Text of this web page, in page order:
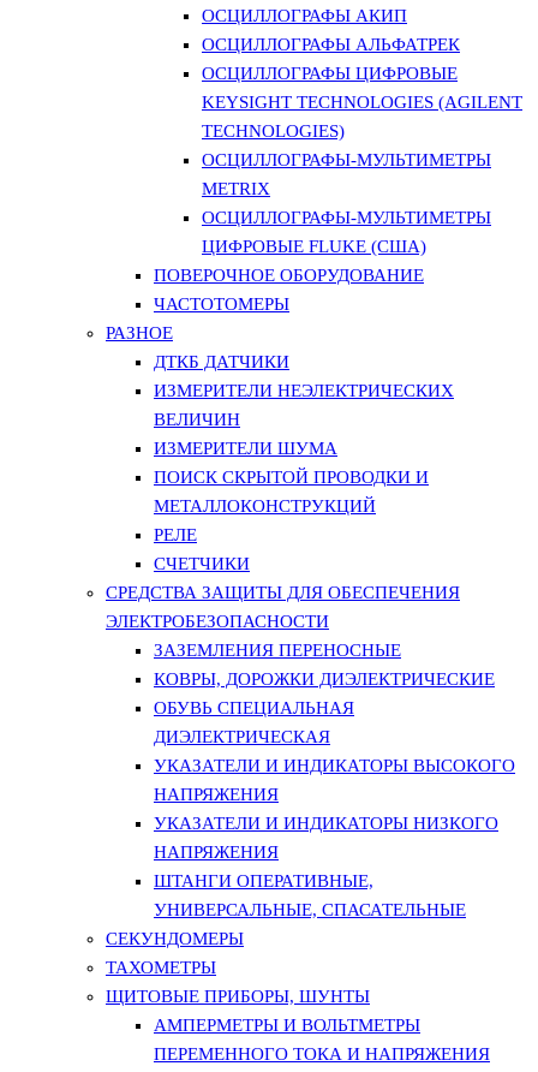
ОСЦИЛЛОГРАФЫ АКИП
ОСЦИЛЛОГРАФЫ АЛЬФАТРЕК
ОСЦИЛЛОГРАФЫ ЦИФРОВЫЕ
KEYSIGHT TECHNOLOGIES (AGILENT
TECHNOLOGIES)
ОСЦИЛЛОГРАФЫ-МУЛЬТИМЕТРЫ
METRIX
ОСЦИЛЛОГРАФЫ-МУЛЬТИМЕТРЫ
ЦИФРОВЫЕ FLUKE (США)
ПОВЕРОЧНОЕ ОБОРУДОВАНИЕ
ЧАСТОТОМЕРЫ
РАЗНОЕ
ДТКБ ДАТЧИКИ
ИЗМЕРИТЕЛИ НЕЭЛЕКТРИЧЕСКИХ
ВЕЛИЧИН
ИЗМЕРИТЕЛИ ШУМА
ПОИСК СКРЫТОЙ ПРОВОДКИ И
МЕТАЛЛОКОНСТРУКЦИЙ
РЕЛЕ
СЧЕТЧИКИ
СРЕДСТВА ЗАЩИТЫ ДЛЯ ОБЕСПЕЧЕНИЯ
ЭЛЕКТРОБЕЗОПАСНОСТИ
ЗАЗЕМЛЕНИЯ ПЕРЕНОСНЫЕ
КОВРЫ, ДОРОЖКИ ДИЭЛЕКТРИЧЕСКИЕ
ОБУВЬ СПЕЦИАЛЬНАЯ
ДИЭЛЕКТРИЧЕСКАЯ
УКАЗАТЕЛИ И ИНДИКАТОРЫ ВЫСОКОГО
НАПРЯЖЕНИЯ
УКАЗАТЕЛИ И ИНДИКАТОРЫ НИЗКОГО
НАПРЯЖЕНИЯ
ШТАНГИ ОПЕРАТИВНЫЕ,
УНИВЕРСАЛЬНЫЕ, СПАСАТЕЛЬНЫЕ
СЕКУНДОМЕРЫ
ТАХОМЕТРЫ
ЩИТОВЫЕ ПРИБОРЫ, ШУНТЫ
АМПЕРМЕТРЫ И ВОЛЬТМЕТРЫ
ПЕРЕМЕННОГО ТОКА И НАПРЯЖЕНИЯ